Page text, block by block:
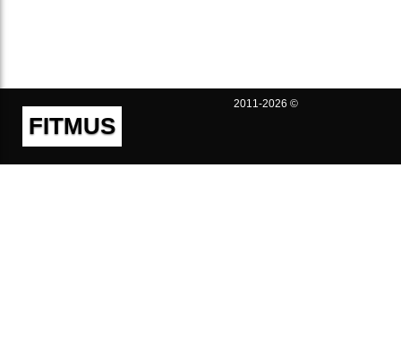
FITMUS
2011-2026 ©